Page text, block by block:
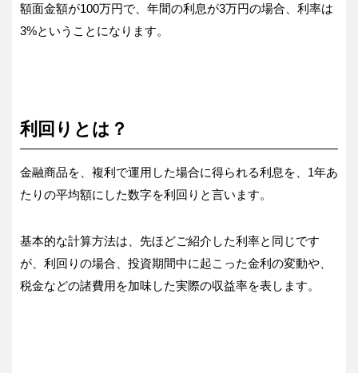
額面金額が100万円で、年間の利息が3万円の場合、利率は
3%ということになります。
利回りとは？
金融商品を、複利で運用した場合に得られる利息を、1年あ
たりの平均額にした数字を利回りと言います。
基本的な計算方法は、先ほどご紹介した利率と同じです
が、利回りの場合、投資期間中に起こった金利の変動や、
税金などの諸費用を加味した実際の収益率を表します。